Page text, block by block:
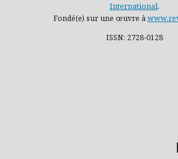
International.
Fondé(e) sur une œuvre à
ISSN: 2728-0128